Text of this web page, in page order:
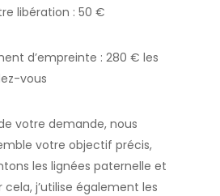
libération : 50 €
d’empreinte : 280 € les
vous
votre demande, nous
votre objectif précis,
les lignées paternelle et
j’utilise également les